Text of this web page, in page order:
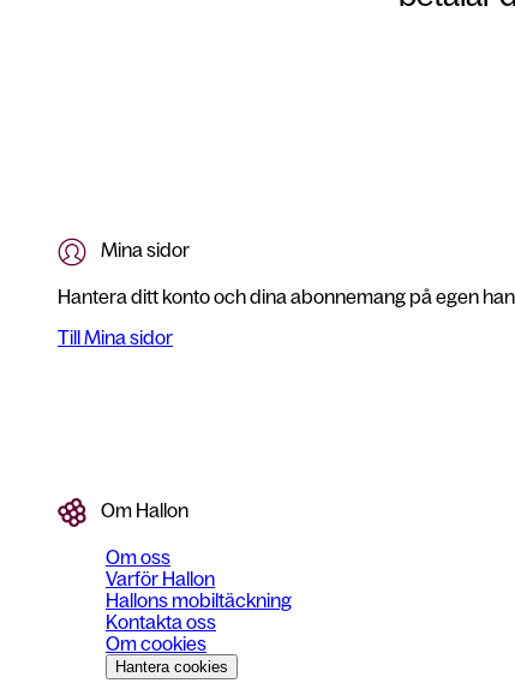
Mina sidor
Hantera ditt konto och dina abonnemang på egen
Till Mina sidor
Om Hallon
Om oss
Varför Hallon
Hallons mobiltäckning
Kontakta oss
Om cookies
Hantera cookies